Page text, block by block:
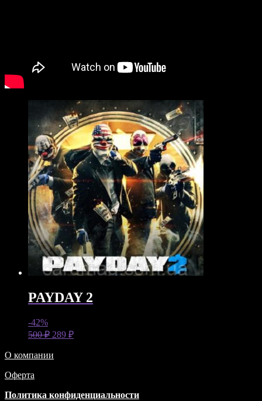
PAYDAY 2
-42%
500₽ 289 ₽
О компании
Оферта
Политика конфиденциальности